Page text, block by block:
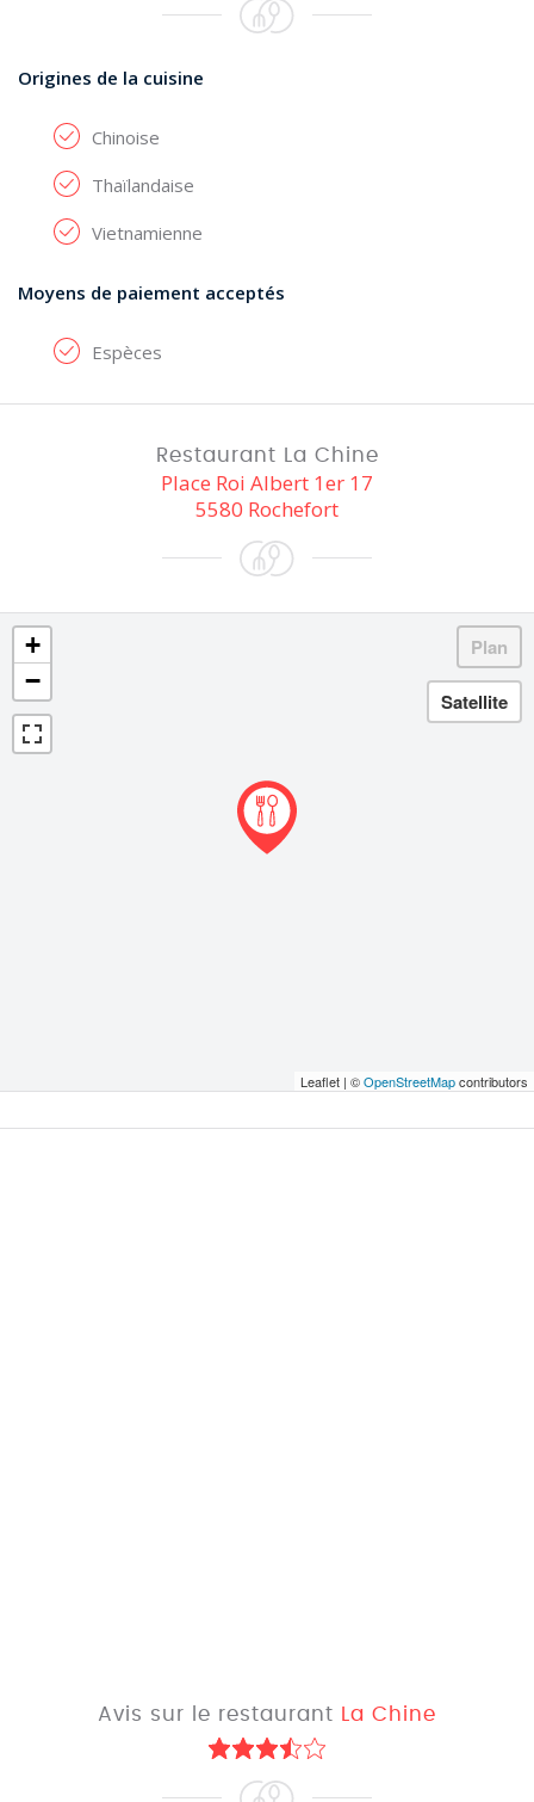
Origines de la cuisine
Chinoise
Thaïlandaise
Vietnamienne
Moyens de paiement acceptés
Espèces
Restaurant La Chine
Place Roi Albert 1er 17
5580 Rochefort
+
−
Leaflet | ©OpenStreetMapcontributors
Avis sur le restaurant La Chine